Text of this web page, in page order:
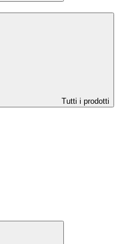
Tutti i prodotti